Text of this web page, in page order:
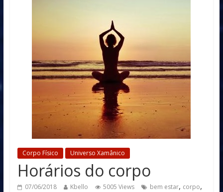
Corpo Físico Universo Xamânico
Horários do corpo
07/06/2018 Kbello 5005 Views bem estar, corpo,